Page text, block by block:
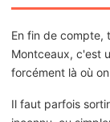
En fin de compte,
Montceaux, c'est
forcément là où
Il faut parfois